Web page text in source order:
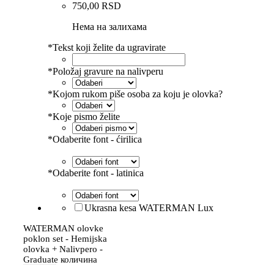
750,00 RSD
Нема на залихама
*Tekst koji želite da ugravirate
*Položaj gravure na nalivperu
*Kojom rukom piše osoba za koju je olovka?
*Koje pismo želite
*Odaberite font - ćirilica
*Odaberite font - latinica
Ukrasna kesa WATERMAN Lux
WATERMAN olovke
poklon set - Hemijska
olovka + Nalivpero -
Graduate количина